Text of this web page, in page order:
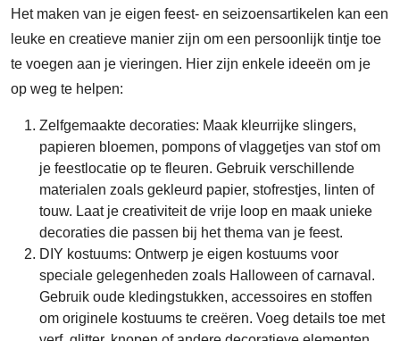
Het maken van je eigen feest- en seizoensartikelen kan een
leuke en creatieve manier zijn om een persoonlijk tintje toe
te voegen aan je vieringen. Hier zijn enkele ideeën om je
op weg te helpen:
Zelfgemaakte decoraties: Maak kleurrijke slingers,
papieren bloemen, pompons of vlaggetjes van stof om
je feestlocatie op te fleuren. Gebruik verschillende
materialen zoals gekleurd papier, stofrestjes, linten of
touw. Laat je creativiteit de vrije loop en maak unieke
decoraties die passen bij het thema van je feest.
DIY kostuums: Ontwerp je eigen kostuums voor
speciale gelegenheden zoals Halloween of carnaval.
Gebruik oude kledingstukken, accessoires en stoffen
om originele kostuums te creëren. Voeg details toe met